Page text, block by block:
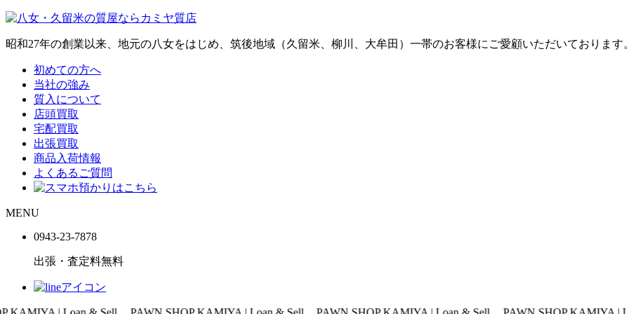
昭和27年の創業以来、地元の八女をはじめ、筑後地域（久留米、柳川、大牟田）一帯のお客様にご愛顧いただいております。
初めての方へ
当社の強み
質入について
店頭買取
宅配買取
出張買取
商品入荷情報
よくあるご質問
MENU
0943-23-7878
出張・査定料無料